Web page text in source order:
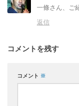
一條さん、ご
返信
コメントを残す
コメント ※